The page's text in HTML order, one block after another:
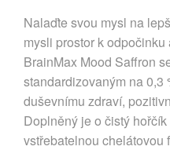
Nalaďte svou mysl na
mysli prostor k
BrainMax Mood Saffron
standardizovaným na 0,3
duševnímu zdraví,
Doplněný je o čistý
vstřebatelnou chelátovou